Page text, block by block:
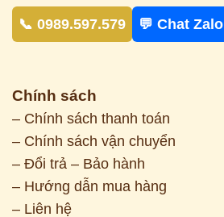
📞 0989.597.579 💬 Chat Zalo
Chính sách
– Chính sách thanh toán
– Chính sách vận chuyển
– Đổi trả – Bảo hành
– Hướng dẫn mua hàng
– Liên hệ